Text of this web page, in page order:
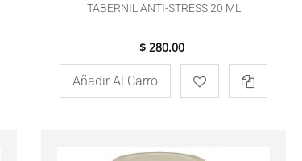
TABERNIL ANTI-STRESS 20 ML
$ 280.00
Añadir Al Carro